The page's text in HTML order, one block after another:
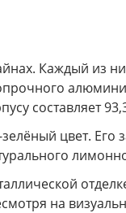
Каждый из
составляет
цвет. Его
на